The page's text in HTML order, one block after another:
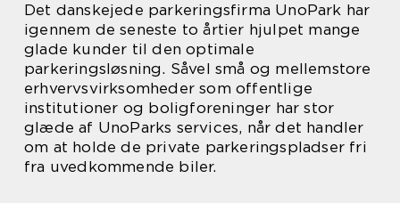
Det danskejede parkeringsfirma UnoPark har
igennem de seneste to årtier hjulpet mange
glade kunder til den optimale
parkeringsløsning. Såvel små og mellemstore
erhvervsvirksomheder som offentlige
institutioner og boligforeninger har stor
glæde af UnoParks services, når det handler
om at holde de private parkeringspladser fri
fra uvedkommende biler.